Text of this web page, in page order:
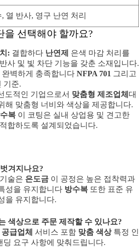
, 열 반사, 영구 난연 처리
을 선택해야 할까요?
: 결합하다 난연제
은색 마감 처리를
사 및 빛 차단 기능을 갖춘 소재입니다.
완벽하게 충족합니다 NFPA 701 그리고
기준.
도적인 기업으로서 맞춤형 제조업체 대
해 맞춤형 너비와 색상을 제공합니다.
복 이 코팅은 실내 상업용 및 견고한
합하도록 설계되었습니다.
겨지나요?
술은 은도금 이 공정은 높은 접착력과
성을 유지합니다 방수복 또한 표준 유
을 유지합니다.
색상으로 주문 제작할 수 있나요?
급업체 서비스 포함 맞춤 색상특정 인
요구 사항에 맞춰드립니다.